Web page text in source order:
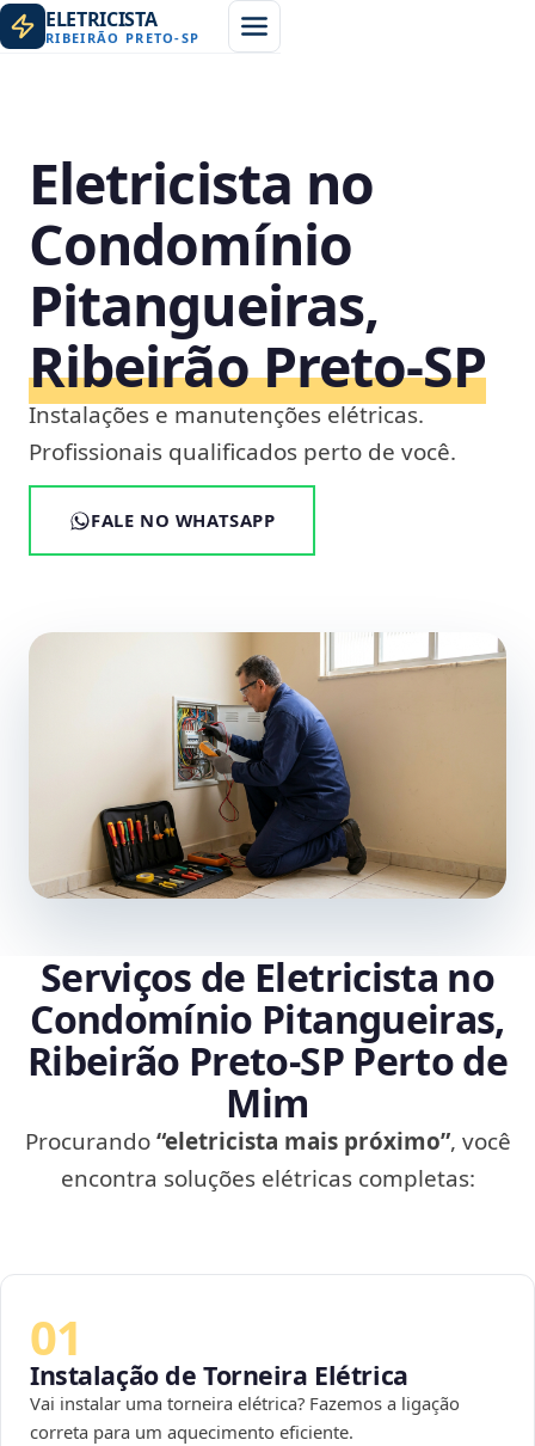
ELETRICISTA
RIBEIRÃO PRETO-SP
Eletricista no
Condomínio
Pitangueiras,
Ribeirão Preto‑SP
Instalações e manutenções elétricas.
Profissionais qualificados perto de você.
FALE NO WHATSAPP
Serviços de Eletricista no
Condomínio Pitangueiras,
Ribeirão Preto‑SP Perto de
Mim
Procurando“eletricista mais próximo”, você
encontra soluções elétricas completas:
01
Instalação de Torneira Elétrica
Vai instalar uma torneira elétrica? Fazemos a ligação
correta para um aquecimento eficiente.